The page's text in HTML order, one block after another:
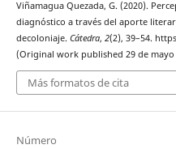
Viñamagua Quezada, G. (2020).
diagnóstico a través del aporte
decoloniaje. Cátedra, 2(2), 39–54.
(Original work published 29 de mayo
Más formatos de cita
Número